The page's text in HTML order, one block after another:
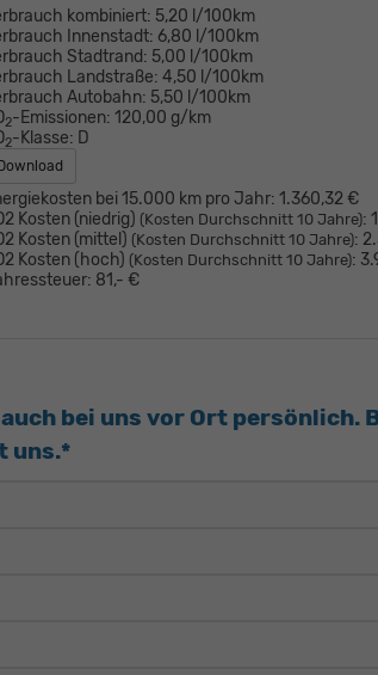
kombiniert: 5,20 l/100km
Innenstadt: 6,80 l/100km
Stadtrand: 5,00 l/100km
Landstraße: 4,50 l/100km
Autobahn: 5,50 l/100km
2-Emissionen: 120,00 g/km
2-Klasse: D
bei 15.000 km pro Jahr: 1.360,32 €
Kosten (niedrig) (Kosten Durchschnitt 10 Jahre):
Kosten (mittel) (Kosten Durchschnitt 10 Jahre):
Kosten (hoch) (Kosten Durchschnitt 10 Jahre):
81,- €
bei uns vor Ort persönlich.
uns.*